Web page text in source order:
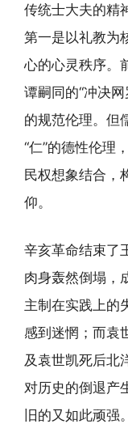
传统士大夫的精
第一是以礼教为
心的心灵秩序。
谭嗣同的“冲决
的规范伦理。但
“仁”的德性伦理
民权想象结合，
仰。
辛亥革命结束了
肉身轰然倒塌，
主制在实践上的
感到迷惘；而袁
及袁世凯死后北
对历史的倒退产
旧的又如此顽